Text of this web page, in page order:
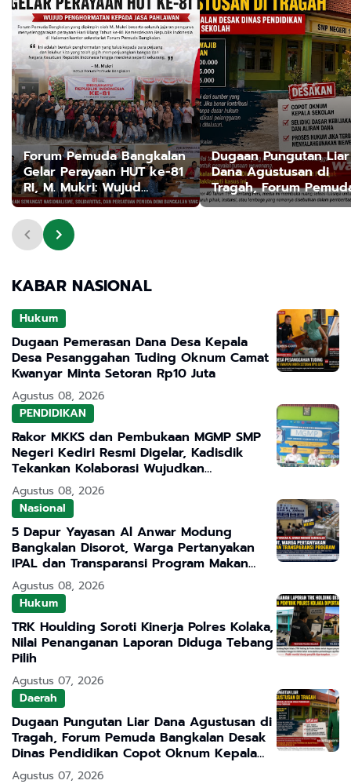
Forum Pemuda Bangkalan
Gelar Perayaan HUT ke-81
RI, M. Mukri: Wujud
Penghormatan kepada
Jasa Pahlawan
Dugaan Pungutan Liar
Dana Agustusan di
Tragah, Forum
Bangkalan Desak
KABAR NASIONAL
Hukum
Dugaan Pemerasan Dana Desa Kepala
Desa Pesanggahan Tuding Oknum Camat
Kwanyar Minta Setoran Rp10 Juta
Agustus 08, 2026
PENDIDIKAN
Rakor MKKS dan Pembukaan MGMP SMP
Negeri Kediri Resmi Digelar, Kadisdik
Tekankan Kolaborasi Wujudkan
Pendidikan Bermutu
Agustus 08, 2026
Nasional
5 Dapur Yayasan Al Anwar Modung
Bangkalan Disorot, Warga Pertanyakan
IPAL dan Transparansi Program Makan
Bergizi Gratis
Agustus 08, 2026
Hukum
TRK Houlding Soroti Kinerja Polres Kolaka,
Nilai Penanganan Laporan Diduga Tebang
Pilih
Agustus 07, 2026
Daerah
Dugaan Pungutan Liar Dana Agustusan di
Tragah, Forum Pemuda Bangkalan Desak
Dinas Pendidikan Copot Oknum Kepala
Sekolah
Agustus 07, 2026